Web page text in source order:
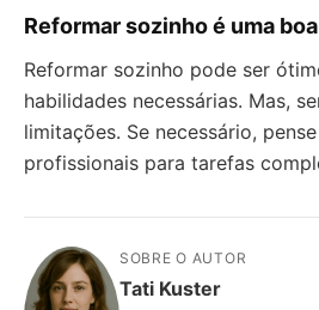
Reformar sozinho é uma
Reformar sozinho pode ser
habilidades necessárias. Mas,
limitações. Se necessário,
profissionais para tarefas
SOBRE O AUTOR
Tati Kuster